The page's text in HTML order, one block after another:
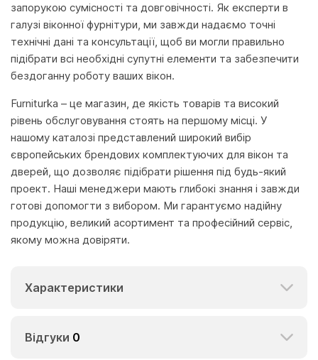
запорукою сумісності та довговічності. Як експерти в
галузі віконної фурнітури, ми завжди надаємо точні
технічні дані та консультації, щоб ви могли правильно
підібрати всі необхідні супутні елементи та забезпечити
бездоганну роботу ваших вікон.
Furniturka – це магазин, де якість товарів та високий
рівень обслуговування стоять на першому місці. У
нашому каталозі представлений широкий вибір
європейських брендових комплектуючих для вікон та
дверей, що дозволяє підібрати рішення під будь-який
проект. Наші менеджери мають глибокі знання і завжди
готові допомогти з вибором. Ми гарантуємо надійну
продукцію, великий асортимент та професійний сервіс,
якому можна довіряти.
Характеристики
Відгуки 0